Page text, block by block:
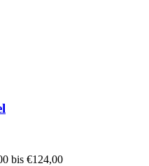
bis €124,00